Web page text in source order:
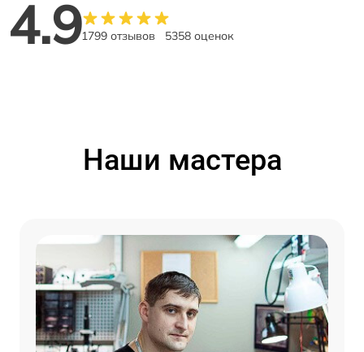
4.91799 отзывов 5358 оценок
Наши мастера